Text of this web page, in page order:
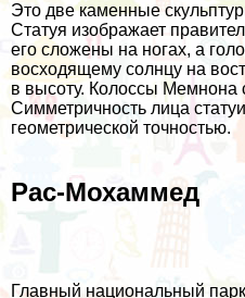
Это две каменные
Статуя изображает
его сложены на ногах, а
восходящему солнцу на
в высоту. Колоссы Мемнона
Симметричность лица
геометрической точностью.
Рас-Мохаммед
Главный национальный